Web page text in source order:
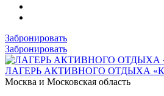
Забронировать
Забронировать
ЛАГЕРЬ АКТИВНОГО ОТДЫХА
Москва и Московская область